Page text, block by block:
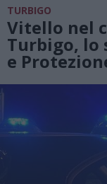
TURBIGO
Vitello nel
Turbigo, lo
e